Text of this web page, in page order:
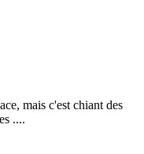
mais c'est chiant des
....